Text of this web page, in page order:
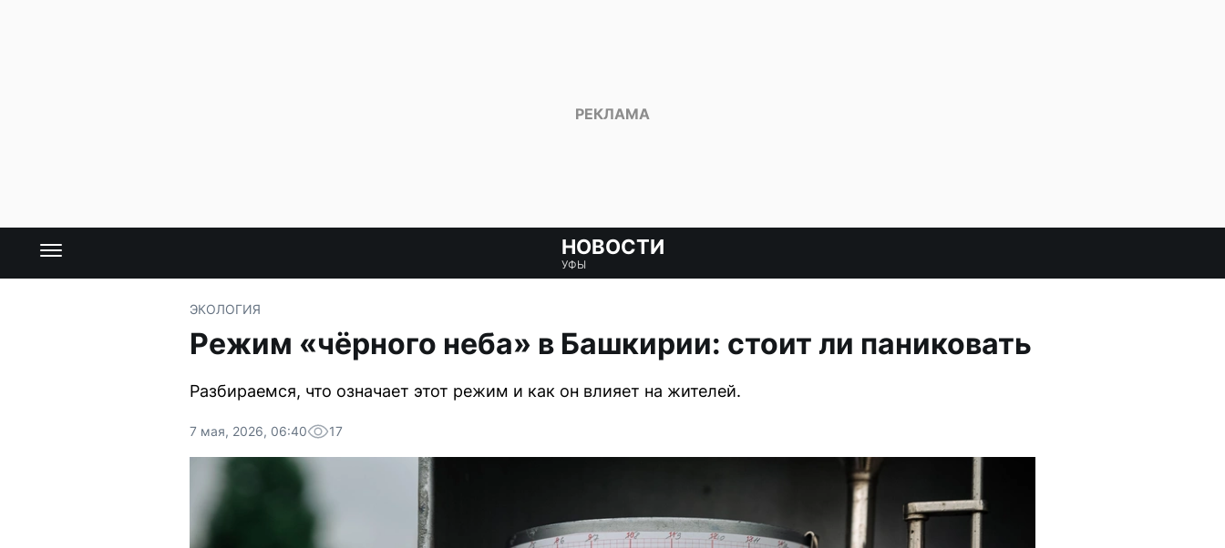
НОВОСТИ
УФЫ
ЭКОЛОГИЯ
Режим «чёрного неба» в Башкирии: стоит ли паниковать
Разбираемся, что означает этот режим и как он влияет на жителей.
7 мая, 2026, 06:40 17